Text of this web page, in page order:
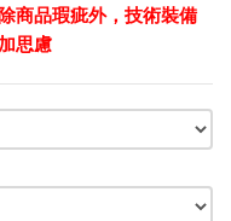
商品瑕疵外，技術裝備
思慮